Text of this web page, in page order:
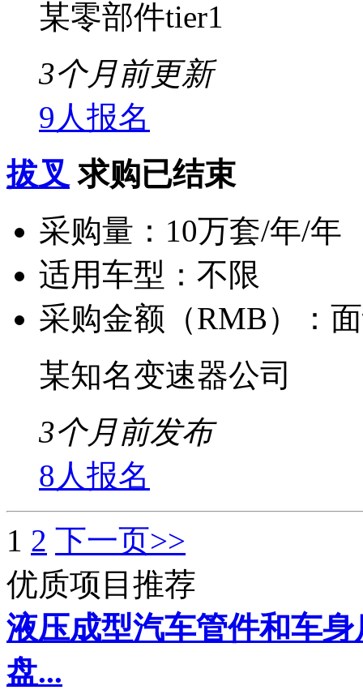
某零部件tier1
3个月前更新
9人报名
拔叉 求购已结束
采购量： 10万套/年/年
适用车型： 不限
采购金额（RMB）：
某知名变速器公司
3个月前发布
8人报名
1 2 下一页>>
优质项目推荐
液压成型汽车管件和车
盘...